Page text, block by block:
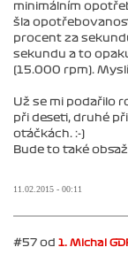
minimálním
šla
procent za
sekundu a to
(15.000 rpm).
Už se mi podařilo
při deseti, druhé
otáčkách. :-)
Bude to také
11.02.2015 - 00:11
#57 od 1. Michal